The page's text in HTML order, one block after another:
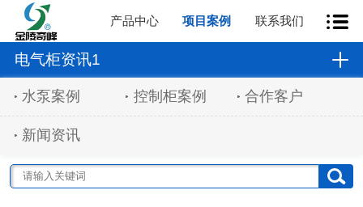
产品中心 项目案例 联系我们
电气柜资讯1
水泵案例 控制柜案例 合作客户
新闻资讯